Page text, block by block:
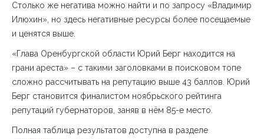
Столько же негатива можно найти и по запросу «Владимир
Илюхин», но здесь негативные ресурсы более посещаемые
и ценятся выше.
«Глава Оренбургской области Юрий Берг находится на
грани ареста» – с такими заголовками в поисковом топе
сложно рассчитывать на репутацию выше 43 баллов. Юрий
Берг становится финалистом ноябрьского рейтинга
репутаций губернаторов, заняв в нём 85-е место.
Полная таблица результатов доступна в разделе